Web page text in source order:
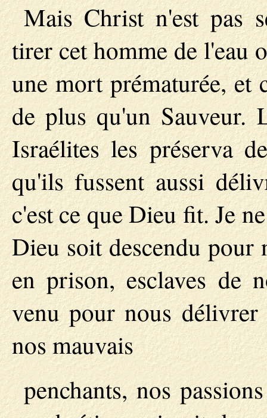
Mais Christ n'est pas
tirer cet homme de l'eau
une mort prématurée, et
de plus qu'un Sauveur.
Israélites les préserva
qu'ils fussent aussi
c'est ce que Dieu fit. Je
Dieu soit descendu pour
en prison, esclaves de
venu pour nous
nos mauvais
penchants, nos